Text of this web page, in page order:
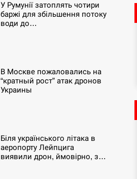
У Румунії затоплять чотири
баржі для збільшення потоку
води до…
В Москве пожаловались на
“кратный рост” атак дронов
Украины
Біля українського літака в
аеропорту Лейпцига
виявили дрон, ймовірно, з…